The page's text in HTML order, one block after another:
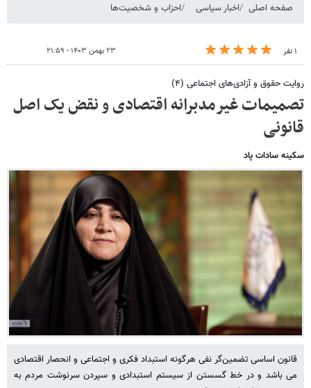
صفحه اصلی اخبار سیاسی احزاب و شخصیت‌ها
۱ نفر ۲۳ بهمن ۱۴۰۳ - ۲۱:۵۹
روایت حقوق و آزادی‌های اجتماعی (۴)
تصمیمات غیرمدبرانه اقتصادی و نقض یک اصل
قانونی
سکینه سادات پاد
قانون اساسی تضمین‌گر نفی هرگونه استبداد فکری و اجتماعی و انحصار اقتصادی
می باشد و در خط گسستن از سیستم استبدادی و سپردن سرنوشت مردم به